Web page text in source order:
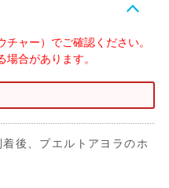
ャー）でご確認ください。
合があります。
後、プエルトアヨラのホ